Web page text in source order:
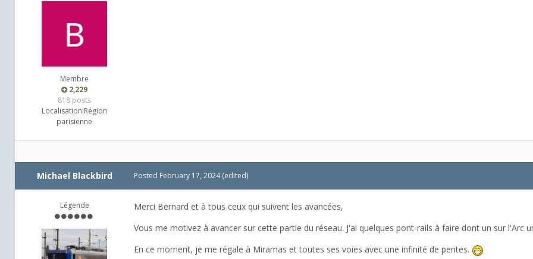
Membre
2,229
818 posts
Localisation:Région
parisienne
Michael Blackbird
Légende
Posted February 17, 2024 (edited)
Merci Bernard et à tous ceux qui suivent les avancées,
Vous me motivez à avancer sur cette partie du réseau. J'ai quelques pont-rails à faire dont un sur l'Arc
En ce moment, je me régale à Miramas et toutes ses voies avec une infinité de pentes.